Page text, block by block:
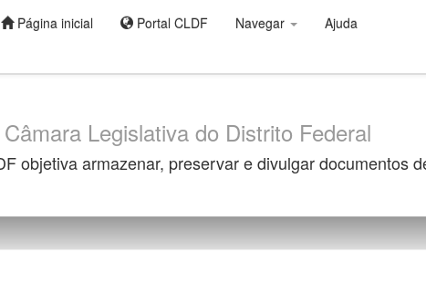
Página inicial Portal CLDF Navegar Ajuda
Legislativa do Distrito Federal
objetiva armazenar, preservar e divulgar documentos